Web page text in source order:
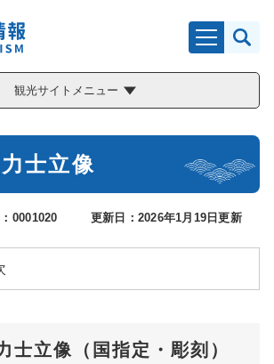
観光サイトメニュー
士立像
0001020 更新日：2026年1月19日更新
士立像（国指定・彫刻）